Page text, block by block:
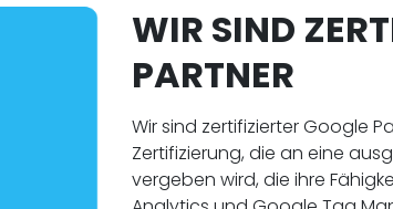
WIR SIND
PARTNER
Wir sind zertifizierter Google
Zertifizierung, die an eine
vergeben wird, die ihre